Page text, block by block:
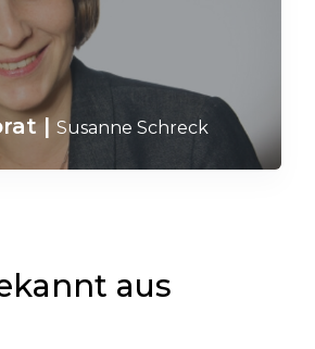
| Susanne Schreck
aus